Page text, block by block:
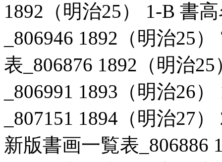
1892（明治25） 1-B 書
_806946 1892（明治25
表_806876 1892（明治
_806991 1893（明治26
_807151 1894（明治27
新版書画一覧表_806886